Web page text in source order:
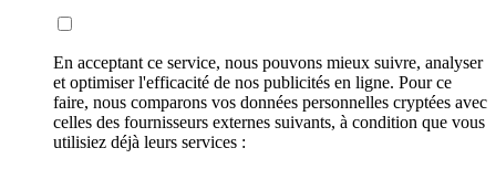
En acceptant ce service, nous pouvons mieux suivre, analyser
et optimiser l'efficacité de nos publicités en ligne. Pour ce
faire, nous comparons vos données personnelles cryptées avec
celles des fournisseurs externes suivants, à condition que vous
utilisiez déjà leurs services :